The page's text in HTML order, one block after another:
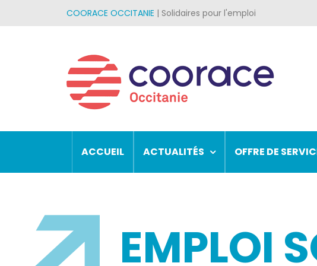
COORACE OCCITANIE | Solidaires pour l'emploi
ACCUEIL ACTUALITÉS OFFRE DE
EMPLOI